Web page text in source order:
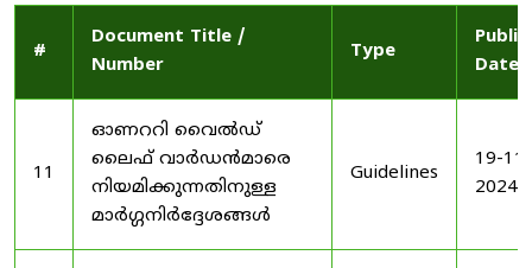
#
Document Title /
Number
Type
Date
11
ഓണററി വൈൽഡ്
ലൈഫ് വാർഡൻമാരെ
നിയമിക്കുന്നതിനുള്ള
മാർഗ്ഗനിർദ്ദേശങ്ങൾ
Guidelines
19-11-
2024